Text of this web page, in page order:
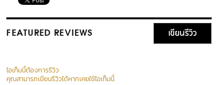
FEATURED REVIEWS เขียนรีวิว
ไอเท็มนี้ต้องการรีวิว
คุณสามารถเขียนรีวิวได้หากเคยใช้ไอเท็มนี้